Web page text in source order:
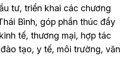
tư, triển khai các chương
Bình, góp phần thúc đẩy
tế, thương mại, hợp tác
tạo, y tế, môi trường, văn